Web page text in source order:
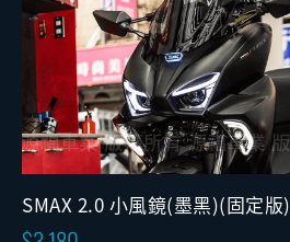
SMAX 2.0 小風鏡(墨黑)(固定版)